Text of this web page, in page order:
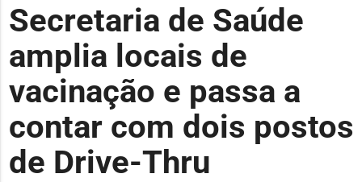
Secretaria de Saúde
amplia locais de
vacinação e passa a
contar com dois postos
de Drive-Thru